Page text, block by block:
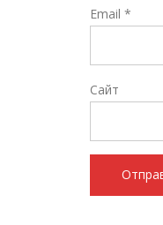
Email *
Сайт